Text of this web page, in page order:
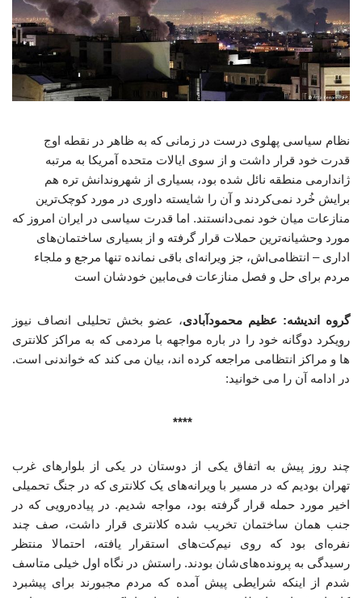
نظام سیاسی پهلوی درست در زمانی که به ظاهر در نقطه اوج
قدرت خود قرار داشت و از سوی ایالات متحده آمریکا به مرتبه
ژاندارمی منطقه نائل شده بود، بسیاری از شهروندانش تره هم
برایش خُرد نمی‌کردند و آن را شایسته داوری در مورد کوچک‌ترین
منازعات میان خود نمی‌دانستند. اما قدرت سیاسی در ایران امروز که
مورد وحشیانه‌ترین حملات قرار گرفته و از بسیاری ساختمان‌های
اداری – انتظامی‌اش، جز ویرانه‌ای باقی نمانده تنها مرجع و ملجاء
مردم برای حل و فصل منازعات فی‌مابین خودشان است
گروه اندیشه: عظیم محمودآبادی، عضو بخش تحلیلی انصاف نیوز
رویکرد دوگانه خود را در باره مواجهه با مردمی که به مراکز کلانتری
ها و مراکز انتظامی مراجعه کرده اند، بیان می کند که خواندنی است.
در ادامه آن را می خوانید:
****
چند روز پیش به اتفاق یکی از دوستان در یکی از بلوارهای غرب
تهران بودیم که در مسیر با ویرانه‌های یک کلانتری که در جنگ تحمیلی
اخیر مورد حمله قرار گرفته بود، مواجه شدیم. در پیاده‌رویی که در
جنب همان ساختمان تخریب شده کلانتری قرار داشت، صف چند
نفره‌ای بود که روی نیم‌کت‌های استقرار یافته، احتمالا منتظر
رسیدگی به پرونده‌های‌شان بودند. راستش در نگاه اول خیلی متاسف
شدم از اینکه شرایطی پیش آمده که مردم مجبورند برای پیشبرد